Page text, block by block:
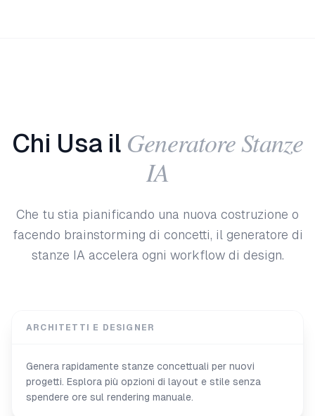
Chi Usa il Generatore Stanze
IA
Che tu stia pianificando una nuova costruzione o
facendo brainstorming di concetti, il generatore di
stanze IA accelera ogni workflow di design.
ARCHITETTI E DESIGNER
Genera rapidamente stanze concettuali per nuovi
progetti. Esplora più opzioni di layout e stile senza
spendere ore sul rendering manuale.